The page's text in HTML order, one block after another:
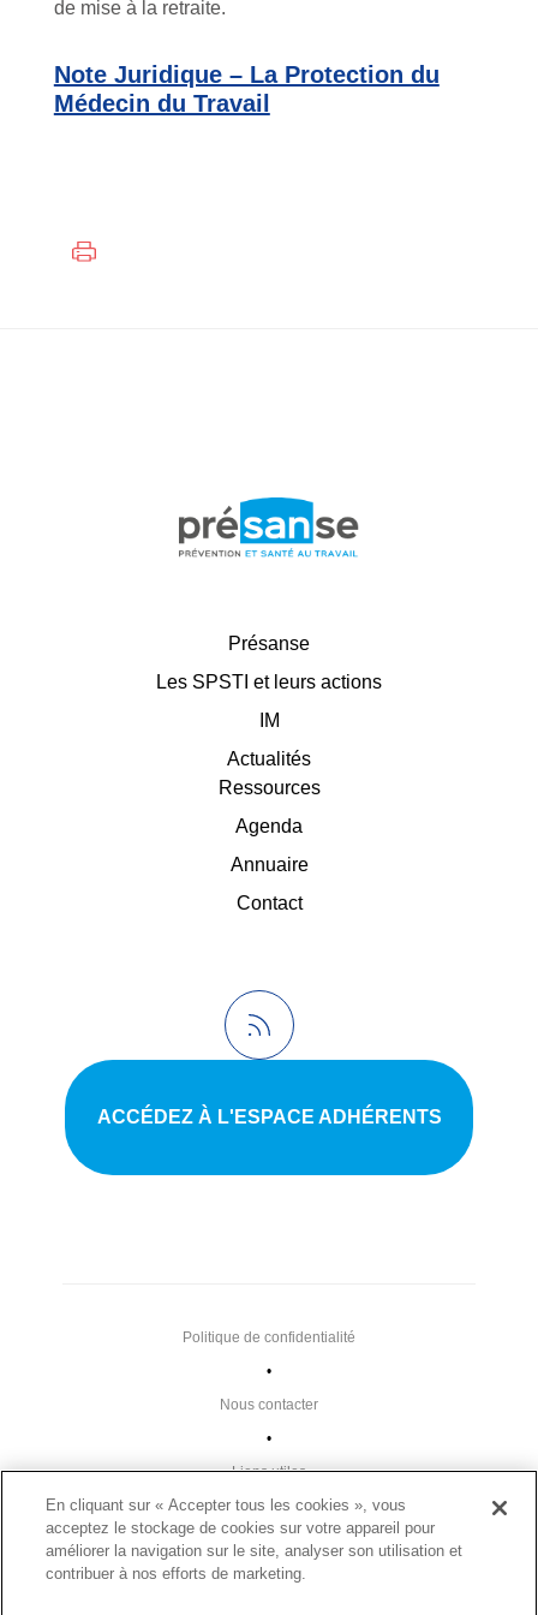
de mise à la retraite.
Note Juridique – La Protection du
Médecin du Travail
Présanse
Les SPSTI et leurs actions
IM
Actualités
Ressources
Agenda
Annuaire
Contact
ACCÉDEZ À L'ESPACE ADHÉRENTS
Liens utiles
•
Nous contacter
•
Politique de confidentialité
Paramètres des cookies
En cliquant sur « Accepter tous les cookies », vous
acceptez le stockage de cookies sur votre appareil pour
améliorer la navigation sur le site, analyser son utilisation et
contribuer à nos efforts de marketing.